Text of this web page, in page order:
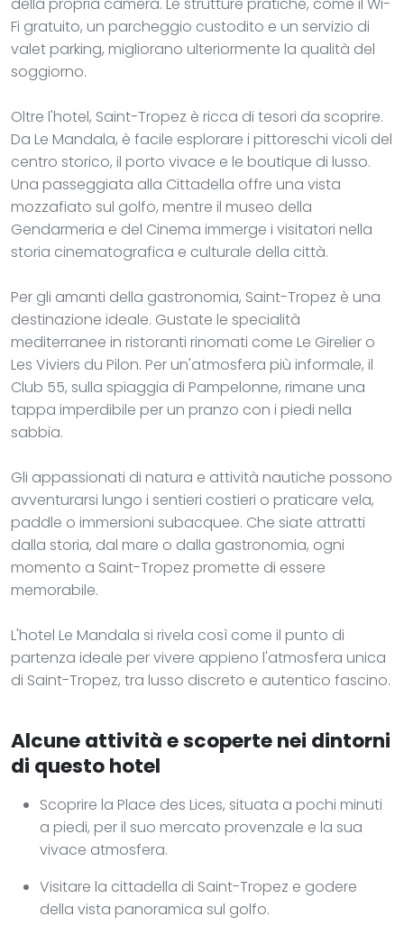
Fi gratuito, un parcheggio custodito e un servizio di
valet parking, migliorano ulteriormente la qualità del
soggiorno.
Oltre l'hotel, Saint-Tropez è ricca di tesori da scoprire.
Da Le Mandala, è facile esplorare i pittoreschi vicoli del
centro storico, il porto vivace e le boutique di lusso.
Una passeggiata alla Cittadella offre una vista
mozzafiato sul golfo, mentre il museo della
Gendarmeria e del Cinema immerge i visitatori nella
storia cinematografica e culturale della città.
Per gli amanti della gastronomia, Saint-Tropez è una
destinazione ideale. Gustate le specialità
mediterranee in ristoranti rinomati come Le Girelier o
Les Viviers du Pilon. Per un'atmosfera più informale, il
Club 55, sulla spiaggia di Pampelonne, rimane una
tappa imperdibile per un pranzo con i piedi nella
sabbia.
Gli appassionati di natura e attività nautiche possono
avventurarsi lungo i sentieri costieri o praticare vela,
paddle o immersioni subacquee. Che siate attratti
dalla storia, dal mare o dalla gastronomia, ogni
momento a Saint-Tropez promette di essere
memorabile.
L'hotel Le Mandala si rivela così come il punto di
partenza ideale per vivere appieno l'atmosfera unica
di Saint-Tropez, tra lusso discreto e autentico fascino.
Alcune attività e scoperte nei dintorni
di questo hotel
Scoprire la Place des Lices, situata a pochi minuti
a piedi, per il suo mercato provenzale e la sua
vivace atmosfera.
Visitare la cittadella di Saint-Tropez e godere
della vista panoramica sul golfo.